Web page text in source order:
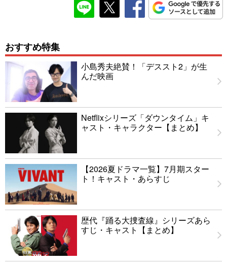
おすすめ特集
小島秀夫絶賛！「デススト2」が生
んだ映画
Netflixシリーズ「ダウンタイム」キ
ャスト・キャラクター【まとめ】
【2026夏ドラマ一覧】7月期スター
ト！キャスト・あらすじ
歴代『踊る大捜査線』シリーズあら
すじ・キャスト【まとめ】